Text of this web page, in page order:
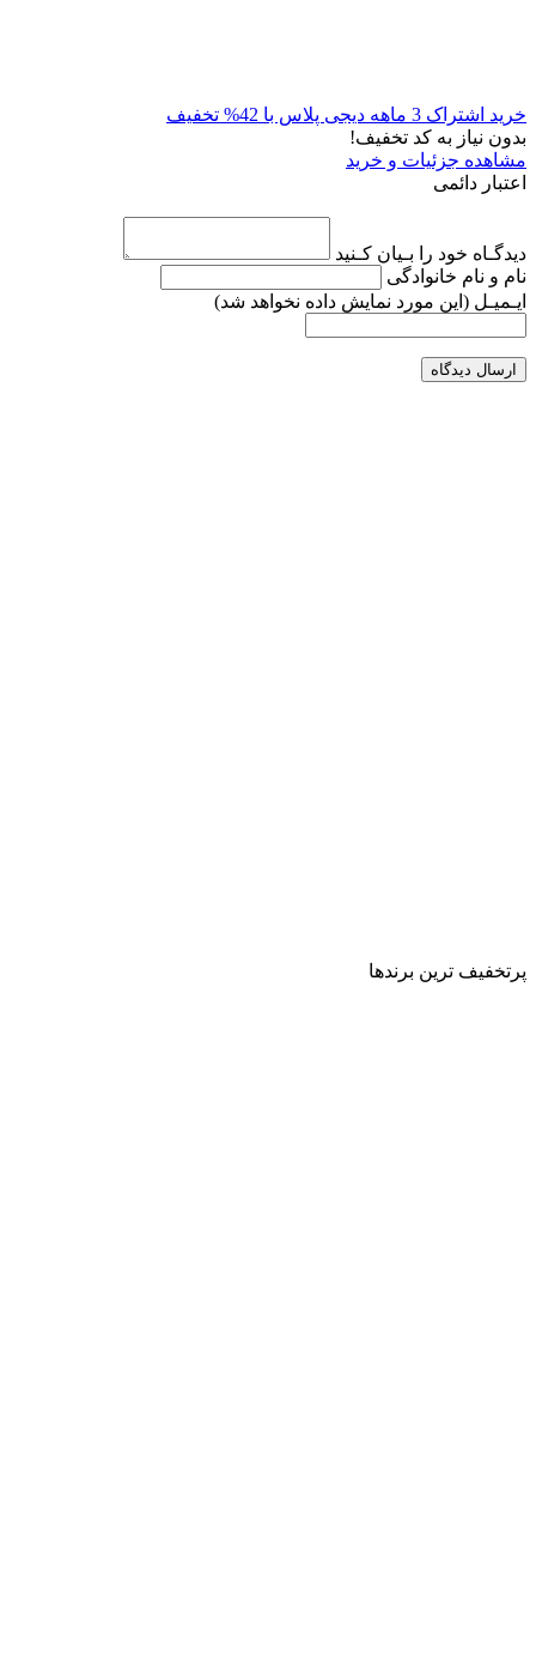
خرید اشتراک 3 ماهه دیجی پلاس با 42% تخفیف
بدون نیاز به کد تخفیف!
مشاهده جزئیات و خرید
اعتبار دائمی
دیدگـاه خود را بـیان کـنید
نام و نام خانوادگی
ایـمیـل (این مورد نمایش داده نخواهد شد)
ارسال دیدگاه
پرتخفیف ترین برندها